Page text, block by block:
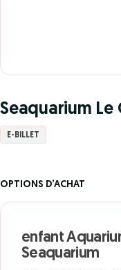
Seaquarium Le
E-BILLET
OPTIONS D’ACHAT
enfant
Seaquarium